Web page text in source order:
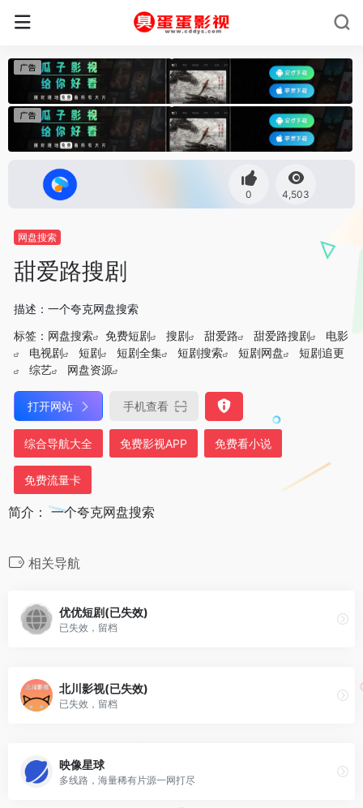
0 4,503
网盘搜索
甜爱路搜剧
描述：一个夸克网盘搜索
标签： 网盘搜索 免费短剧 搜剧 甜爱路 甜爱路搜剧
电影
电视剧
短剧 短剧全集 短剧搜索 短剧网盘
短剧追更
综艺
网盘资源
打开网站 手机查看
综合导航大全 免费影视APP 免费看小说
免费流量卡
简介： 一个夸克网盘搜索
相关导航
优优短剧(已失效)
已失效，留档
北川影视(已失效)
已失效，留档
映像星球
多线路，海量稀有片源一网打尽